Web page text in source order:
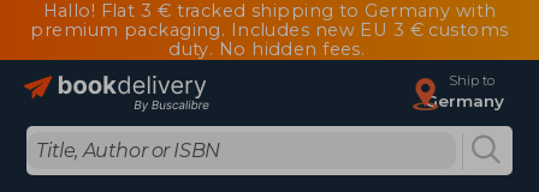
Hallo! Flat 3 € tracked shipping to Germany with
premium packaging. Includes new EU 3 € customs
duty. No hidden fees.
Ship to
Germany